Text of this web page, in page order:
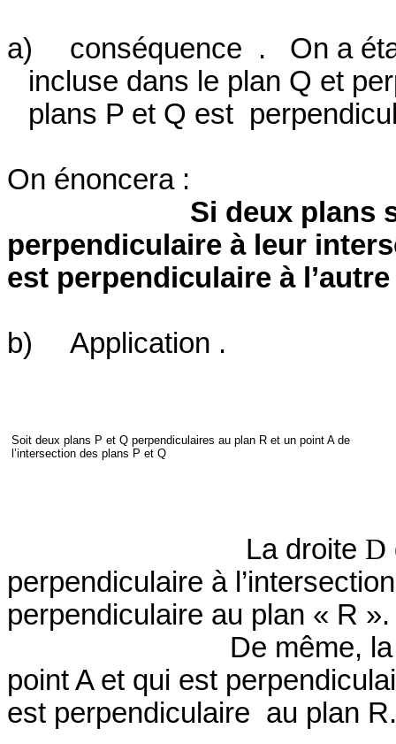
a) conséquence .
On a
incluse dans le plan Q et
plans P et Q est
On énoncera :
Si deux plans
perpendiculaire à leur
est perpendiculaire à
b) Application .
Soit deux plans P et Q perpendiculaires au plan R et un point A de
l’intersection des plans P et Q
La droite D
perpendiculaire à
perpendiculaire au plan « R ».
De même,
point A et qui est
est perpendiculaire au plan R.